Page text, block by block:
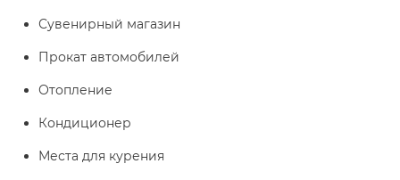
Сувенирный магазин
Прокат автомобилей
Отопление
Кондиционер
Места для курения